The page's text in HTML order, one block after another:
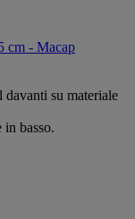
cm - Macap
davanti su materiale
basso.